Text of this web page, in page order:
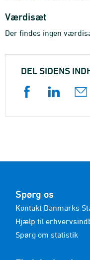
Værdisæt
Der findes ingen
DEL SIDENS
Spørg os
Kontakt Danmarks
Hjælp til
Spørg om statistik